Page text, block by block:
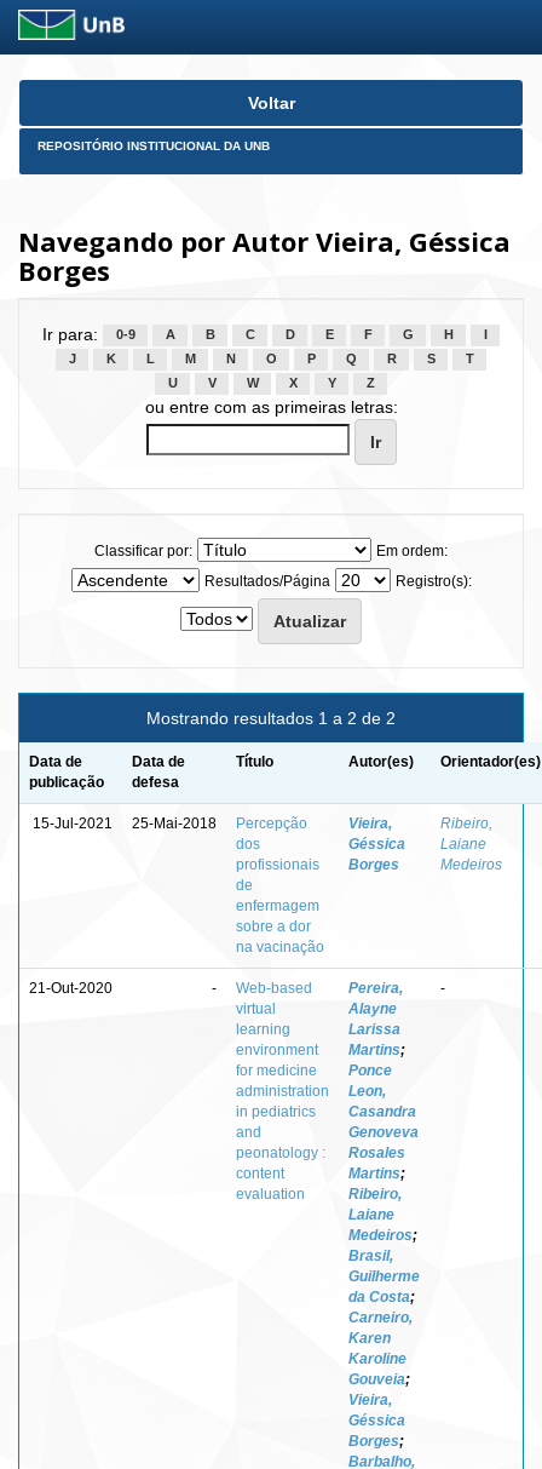
Skip
Voltar
REPOSITÓRIO INSTITUCIONAL DA UNB
Navegando por Autor Vieira, Géssica
Borges
Ir para: 0-9 A B C D E F G H
J
K L M N O P Q R S
T
U
V W X Y Z
ou entre com as primeiras letras:
Classificar por:
Em ordem:
Resultados/Página
Registro(s):
Mostrando resultados 1 a 2 de 2
Data de
publicação
Data de
defesa
Título Autor(es) Orientador(es)
15-Jul-2021 25-Mai-2018
Percepção
dos
profissionais
de
enfermagem
sobre a dor
na vacinação
Vieira,
Géssica
Borges
Ribeiro,
Laiane
Medeiros
21-Out-2020 -
Web-based
virtual
learning
environment
for medicine
administration
in pediatrics
and
peonatology :
content
evaluation
Pereira,
Alayne
Larissa
Martins;
Ponce
Leon,
Casandra
Genoveva
Rosales
Martins;
Ribeiro,
Laiane
Medeiros;
Brasil,
Guilherme
da Costa;
Carneiro,
Karen
Karoline
Gouveia;
Vieira,
Géssica
Borges;
Barbalho,
-